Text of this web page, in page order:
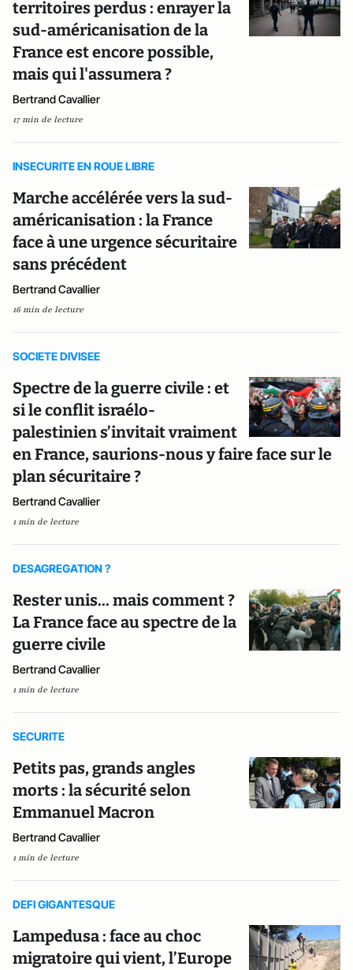
territoires perdus : enrayer la
sud-américanisation de la
France est encore possible,
mais qui l'assumera ?
Bertrand Cavallier
17 min de lecture
INSECURITE EN ROUE LIBRE
Marche accélérée vers la sud-
américanisation : la France
face à une urgence sécuritaire
sans précédent
Bertrand Cavallier
16 min de lecture
SOCIETE DIVISEE
Spectre de la guerre civile : et
si le conflit israélo-
palestinien s’invitait vraiment
en France, saurions-nous y faire face sur le
plan sécuritaire ?
Bertrand Cavallier
1 min de lecture
DESAGREGATION ?
Rester unis... mais comment ?
La France face au spectre de la
guerre civile
Bertrand Cavallier
1 min de lecture
SECURITE
Petits pas, grands angles
morts : la sécurité selon
Emmanuel Macron
Bertrand Cavallier
1 min de lecture
DEFI GIGANTESQUE
Lampedusa : face au choc
migratoire qui vient, l’Europe